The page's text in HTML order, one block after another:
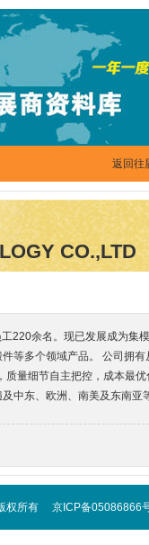
返回往
CO.,LTD
220余名。现已发展成为集
等多个领域产品。 公司拥
量细节自主把控，成本最
中东、欧洲、南美及东南亚
权所有 京ICP备